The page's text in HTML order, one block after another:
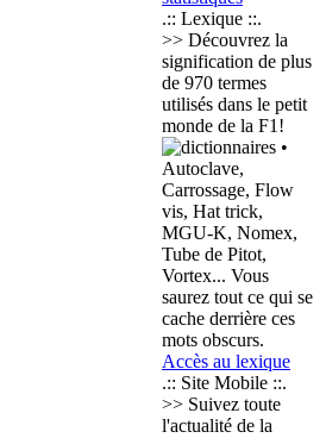
.:: Lexique ::.
>> Découvrez la
signification de plus
de 970 termes
utilisés dans le petit
monde de la F1!
•
Autoclave,
Carrossage, Flow
vis, Hat trick,
MGU-K, Nomex,
Tube de Pitot,
Vortex... Vous
saurez tout ce qui se
cache derrière ces
mots obscurs.
Accès au lexique
.:: Site Mobile ::.
>> Suivez toute
l'actualité de la